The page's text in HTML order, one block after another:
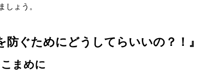
しょう。
防ぐためにどうしてらいいの？！』
まめに